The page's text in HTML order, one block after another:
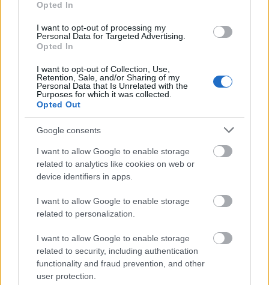
Opted In
I want to opt-out of processing my
Personal Data for Targeted Advertising.
Opted In
I want to opt-out of Collection, Use,
Retention, Sale, and/or Sharing of my
Personal Data that Is Unrelated with the
Purposes for which it was collected.
Opted Out
Google consents
I want to allow Google to enable storage
related to analytics like cookies on web or
device identifiers in apps.
I want to allow Google to enable storage
related to personalization.
I want to allow Google to enable storage
related to security, including authentication
functionality and fraud prevention, and other
user protection.
Często sprawdzane
Opieramy się na przyimku
Skrótowiec amerykański i jego polski rodzaj gramatyczny
tudzież liczba
— Czy trudno nauczyć się polskiego?
Osóbka-Morawski— Skąd człon
stary, ale jary— Jare wyrazy
Mogą Cię zainteresować również hasła